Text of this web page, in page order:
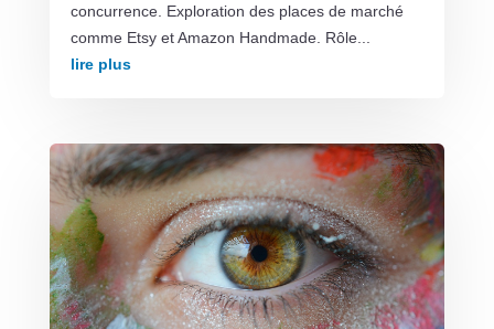
concurrence. Exploration des places de marché
comme Etsy et Amazon Handmade. Rôle...
lire plus